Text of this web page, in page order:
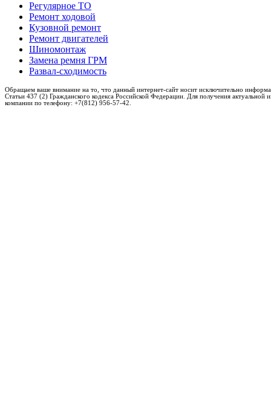
Регулярное ТО
Ремонт ходовой
Кузовной ремонт
Ремонт двигателей
Шиномонтаж
Замена ремня ГРМ
Развал-сходимость
Обращаем ваше внимание на то, что данный интернет-сайт носит исключительно
Статьи 437 (2) Гражданского кодекса Российской Федерации. Для получения
компании по телефону: +7(812) 956-57-42.